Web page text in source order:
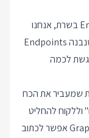
מאחר וכל State מיוצג ב REST על ידי Endpoint בשרת, אנחנו
נשארים לבחור אחת משתי גישות בעייתיות - או שנבנה Endpoints
לכמה
שמעביר את הכח
להחליט
איזה משאבים הוא צריך בכל מסך. בעזרת GraphQL אפשר לכתוב